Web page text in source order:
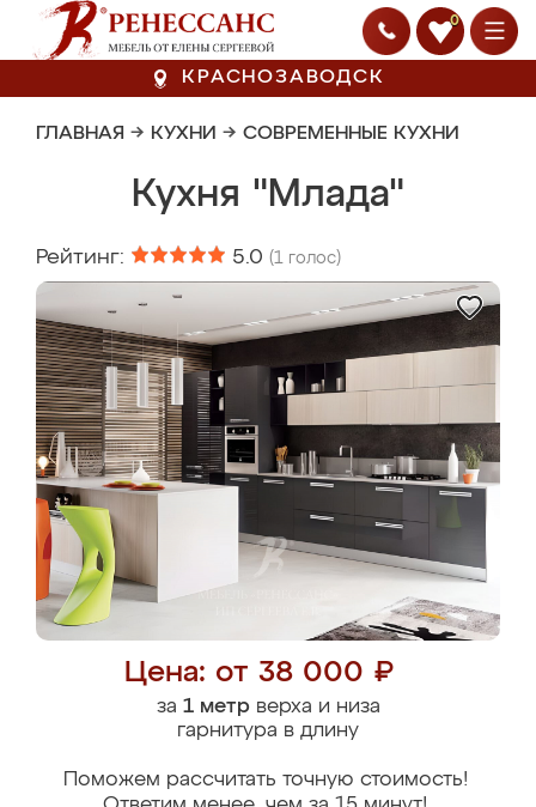
0
КРАСНОЗАВОДСК
ГЛАВНАЯ → КУХНИ → СОВРЕМЕННЫЕ КУХНИ
Кухня "Млада"
Рейтинг: 5.0 (1 голос)
Цена: от 38 000 ₽
за 1 метрверха и низа
гарнитура в длину
Поможем рассчитать точную стоимость!